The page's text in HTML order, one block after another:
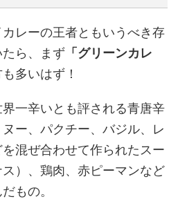
レーの王者ともいうべき存
ら、まず 「グリーンカレ
多いはず！
一辛いとも評される青唐辛
ー、パクチー、バジル、レ
混ぜ合わせて作られたスー
）、鶏肉、赤ピーマンなど
もの。